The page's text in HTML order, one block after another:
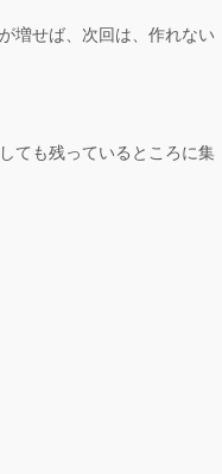
増せば、次回は、作れない
ても残っているところに集